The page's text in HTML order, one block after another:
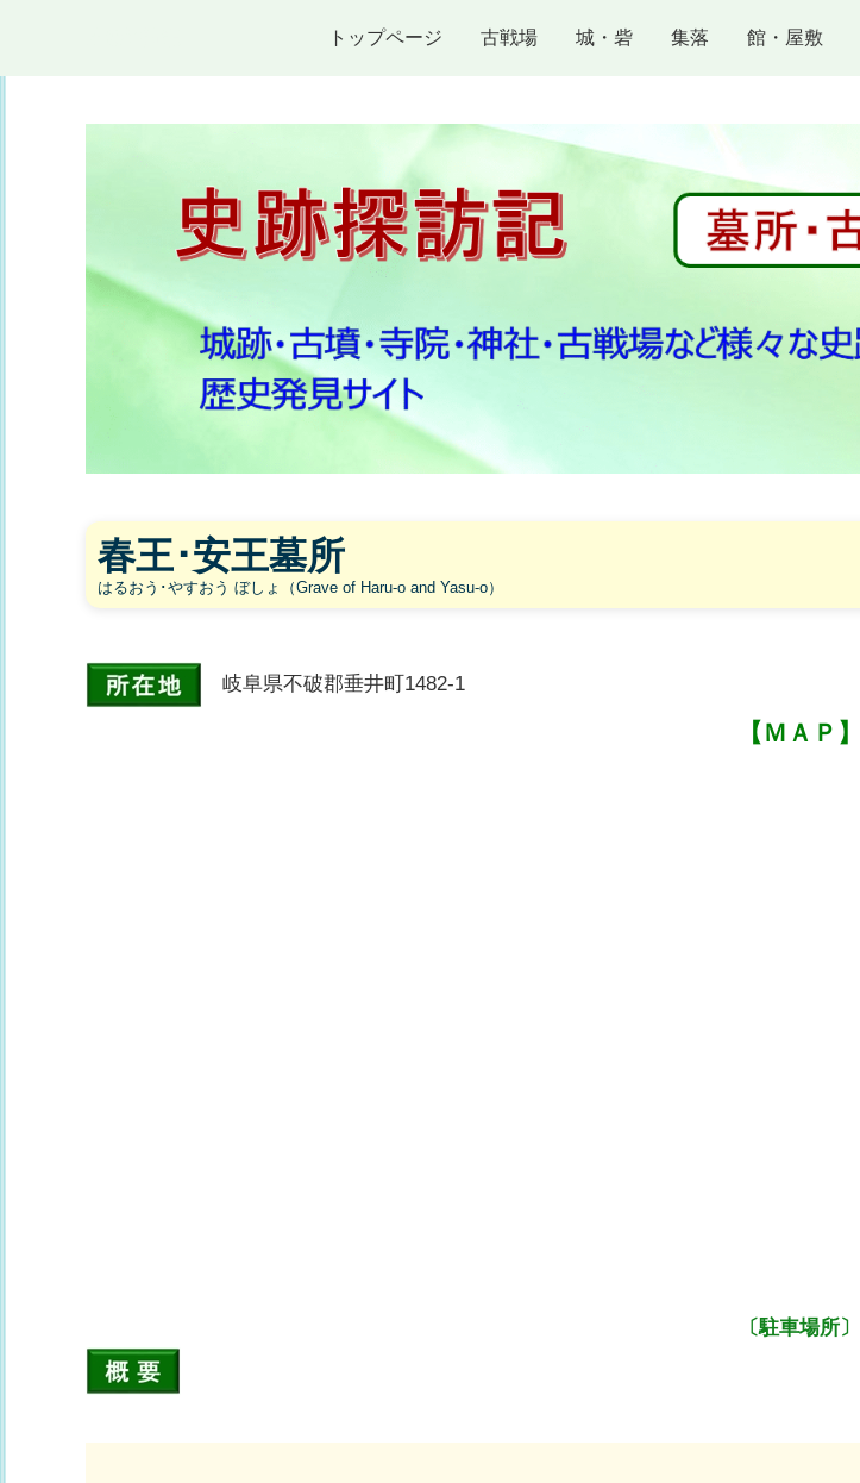
トップページ 古戦場 城・砦 集落 館・屋敷
春王･安王墓所
はるおう･やすおう ぼしょ（Grave of Haru-o and Yasu-o）
岐阜県不破郡垂井町1482-1
【ＭＡＰ】
〔駐車場所〕